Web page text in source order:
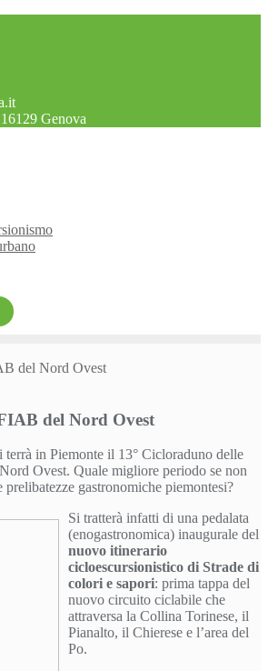
Genova
del Nord Ovest
terrà in Piemonte il 13° Cicloraduno delle
Ovest. Quale migliore periodo se non
prelibatezze gastronomiche piemontesi?
Si tratterà infatti di una pedalata
(enogastronomica) inaugurale del
nuovo itinerario
cicloescursionistico di Strade di
colori e sapori: prima tappa del
nuovo circuito ciclabile che
attraversa la Collina Torinese, il
Pianalto, il Chierese e l’area del
Po.